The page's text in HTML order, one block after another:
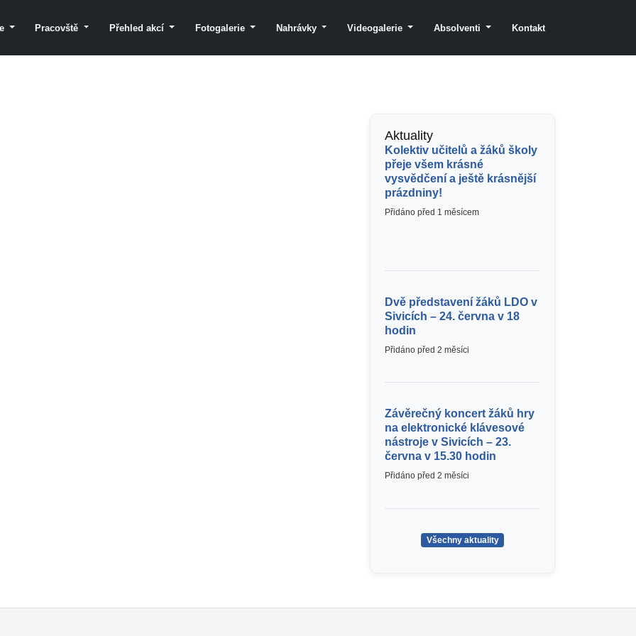
Pracovště Přehled akcí Fotogalerie Nahrávky Videogalerie Absolventi Kontakt
Aktuality
Kolektiv učitelů a žáků školy
přeje všem krásné
vysvědčení a ještě krásnější
prázdniny!
Přidáno před 1 měsícem
Dvě představení žáků LDO v
Sivicích – 24. června v 18
hodin
Přidáno před 2 měsíci
Závěrečný koncert žáků hry
na elektronické klávesové
nástroje v Sivicích – 23.
června v 15.30 hodin
Přidáno před 2 měsíci
Všechny aktuality